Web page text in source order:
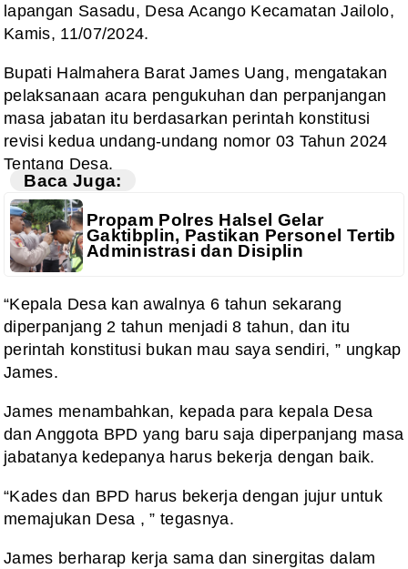
lapangan Sasadu, Desa Acango Kecamatan Jailolo,
Kamis, 11/07/2024.
Bupati Halmahera Barat James Uang, mengatakan
pelaksanaan acara pengukuhan dan perpanjangan
masa jabatan itu berdasarkan perintah konstitusi
revisi kedua undang-undang nomor 03 Tahun 2024
Tentang Desa.
Baca Juga:
Propam Polres Halsel Gelar
Gaktibplin, Pastikan Personel Tertib
Administrasi dan Disiplin
“Kepala Desa kan awalnya 6 tahun sekarang
diperpanjang 2 tahun menjadi 8 tahun, dan itu
perintah konstitusi bukan mau saya sendiri, ” ungkap
James.
James menambahkan, kepada para kepala Desa
dan Anggota BPD yang baru saja diperpanjang masa
jabatanya kedepanya harus bekerja dengan baik.
“Kades dan BPD harus bekerja dengan jujur untuk
memajukan Desa , ” tegasnya.
James berharap kerja sama dan sinergitas dalam